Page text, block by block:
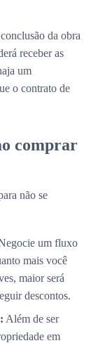
da obra
receber as
um
o contrato de
comprar
não se
um fluxo
mais você
maior será
descontos.
Além de ser
em